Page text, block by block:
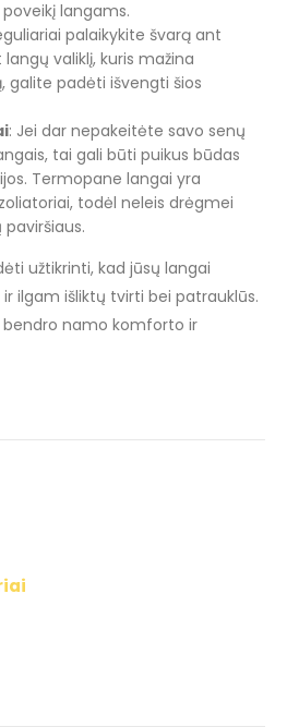
langams.
palaikykite švarą ant
valiklį, kuris mažina
galite padėti išvengti šios
: Jei dar nepakeitėte savo senų
tai gali būti puikus būdas
Termopane langai yra
todėl neleis drėgmei
užtikrinti, kad jūsų langai
ilgam išliktų tvirti bei patrauklūs.
bendro namo komforto ir